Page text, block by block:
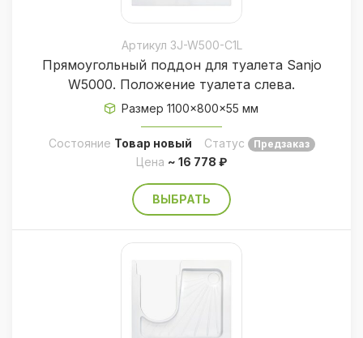
Артикул 3J-W500-С1L
Прямоугольный поддон для туалета Sanjo
W5000. Положение туалета слева.
Размер 1100×800×55 мм
Состояние Товар новый Статус Предзаказ
Цена ~ 16 778 ₽
ВЫБРАТЬ